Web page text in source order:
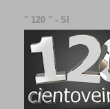
" 120 " - SI